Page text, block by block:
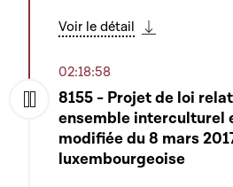
Voir le détail
02:18:58
8155 - Projet de loi
ensemble interculturel
modifiée du 8 mars
luxembourgeoise